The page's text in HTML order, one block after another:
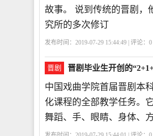
故事。 说到传统的晋剧，
究所的多次修订
发布时间：2019-07-29 15:44:49 | 评论： 0
晋剧 晋剧毕业生开创的
中国戏曲学院首届晋剧本
化课程的全部教学任务。
舞蹈、手、眼睛、身体、